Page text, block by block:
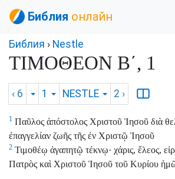
Библия онлайн
Библия › Nestle
ΤΙΜΟΘΕΟΝ Β΄, 1
‹ 6 1 NESTLE 2 ›
1 Παῦλος ἀπόστολος Χριστοῦ Ἰησοῦ διὰ
ἐπαγγελίαν ζωῆς τῆς ἐν Χριστῷ Ἰησοῦ
2 Τιμοθέῳ ἀγαπητῷ τέκνῳ· χάρις, ἔλεος,
Πατρὸς καὶ Χριστοῦ Ἰησοῦ τοῦ Κυρίου